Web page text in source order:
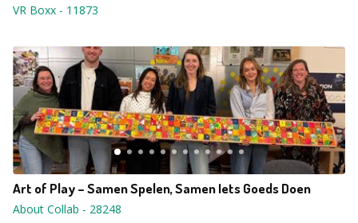
VR Boxx - 11873
Art of Play – Samen Spelen, Samen Iets Goeds Doen
About Collab - 28248